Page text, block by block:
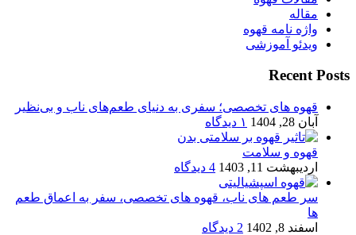
مقاله
واژه نامه قهوه
ویدئو آموزشی
Recent Posts
قهوه های تخصصی؛ سفری به دنیای طعم‌های ناب و بی‌نظیر
آبان 28, 1404
۱ دیدگاه
قهوه و سلامت
اردیبهشت 11, 1403
4 دیدگاه
سر طعم های ناب، قهوه های تخصصی، سفر به اعماق طعم
ها
اسفند 8, 1402
2 دیدگاه